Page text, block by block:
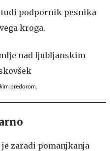
tudi podpornik pesnika
kroga.
predorom.
zaradi pomanjkanja